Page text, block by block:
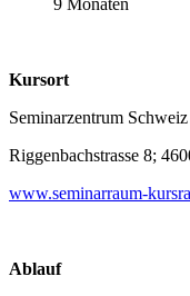
9 Monaten
Kursort
Seminarzentrum
Riggenbachstrasse 8;
www.seminarraum-
Ablauf